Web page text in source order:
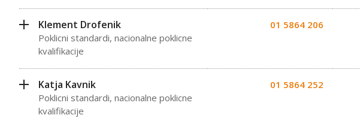
Klement Drofenik
Poklicni standardi, nacionalne poklicne
kvalifikacije
01 5864 206
Katja Kavnik
Poklicni standardi, nacionalne poklicne
kvalifikacije
01 5864 252